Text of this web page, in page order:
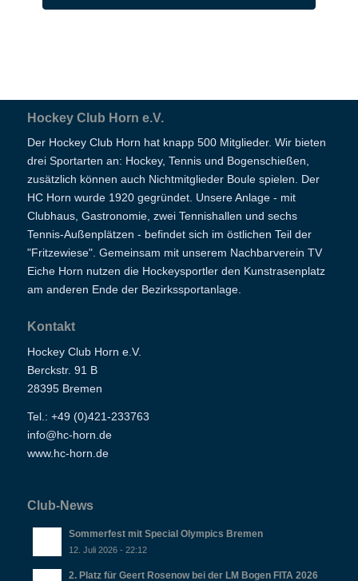
Hockey Club Horn e.V.
Der Hockey Club Horn hat knapp 500 Mitglieder. Wir bieten
drei Sportarten an: Hockey, Tennis und Bogenschießen,
zusätzlich können auch Nichtmitglieder Boule spielen. Der
HC Horn wurde 1920 gegründet. Unsere Anlage - mit
Clubhaus, Gastronomie, zwei Tennishallen und sechs
Tennis-Außenplätzen - befindet sich im östlichen Teil der
"Fritzewiese". Gemeinsam mit unserem Nachbarverein TV
Eiche Horn nutzen die Hockeysportler den Kunstrasenplatz
am anderen Ende der Bezirkssportanlage.
Kontakt
Hockey Club Horn e.V.
Berckstr. 91 B
28395 Bremen
Tel.: +49 (0)421-233763
info@hc-horn.de
www.hc-horn.de
Club-News
Sommerfest mit Special Olympics Bremen
12. Juli 2026 - 22:12
2. Platz für Geert Rosenow bei der LM Bogen FITA 2026